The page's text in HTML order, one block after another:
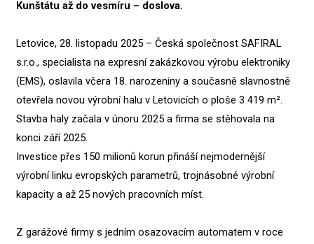
Kunštátu až do vesmíru – doslova.
Letovice, 28. listopadu 2025 – Česká společnost SAFIRAL
s.r.o., specialista na expresní zakázkovou výrobu elektroniky
(EMS), oslavila včera 18. narozeniny a současně slavnostně
otevřela novou výrobní halu v Letovicích o ploše 3 419 m².
Stavba haly začala v únoru 2025 a firma se stěhovala na
konci září 2025.
Investice přes 150 milionů korun přináší nejmodernější
výrobní linku evropských parametrů, trojnásobné výrobní
kapacity a až 25 nových pracovních míst.
Z garážové firmy s jedním osazovacím automatem v roce